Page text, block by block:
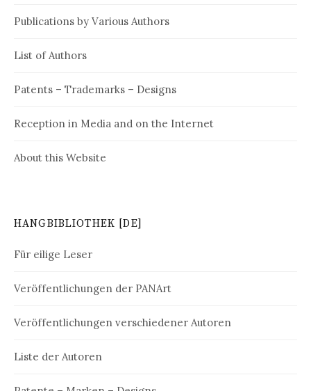
Publications by Various Authors
List of Authors
Patents – Trademarks – Designs
Reception in Media and on the Internet
About this Website
HANGBIBLIOTHEK [DE]
Für eilige Leser
Veröffentlichungen der PANArt
Veröffentlichungen verschiedener Autoren
Liste der Autoren